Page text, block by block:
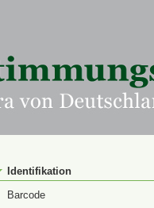
Identifikation
Barcode